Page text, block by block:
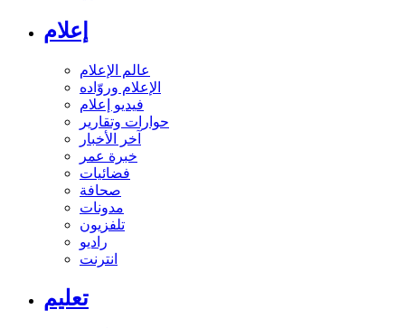
إعلام
عالم الإعلام
الإعلام وروّاده
فيديو إعلام
حوارات وتقارير
آخر الأخبار
خبرة عمر
فضائيات
صحافة
مدونات
تلفزيون
راديو
انترنت
تعليم